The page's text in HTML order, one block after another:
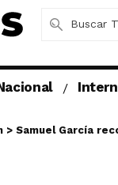
> Samuel García